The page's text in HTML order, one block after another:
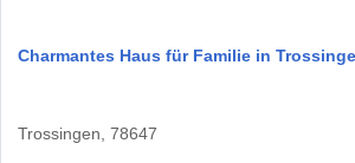
Charmantes Haus für Familie in
Trossingen, 78647